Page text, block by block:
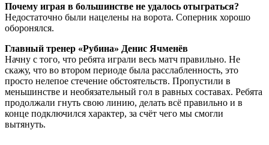
Почему играя в большинстве не удалось отыграться?
Недостаточно были нацелены на ворота. Соперник хорошо
оборонялся.
Главный тренер «Рубина» Денис Ячменёв
Начну с того, что ребята играли весь матч правильно. Не
скажу, что во втором периоде была расслабленность, это
просто нелепое стечение обстоятельств. Пропустили в
меньшинстве и необязательный гол в равных составах. Ребята
продолжали гнуть свою линию, делать всё правильно и в
конце подключился характер, за счёт чего мы смогли
вытянуть.